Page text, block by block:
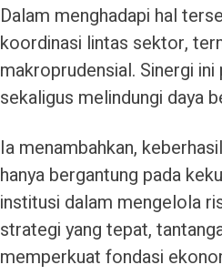
Dalam menghadapi hal
koordinasi lintas sektor,
makroprudensial. Sinergi
sekaligus melindungi daya
Ia menambahkan,
hanya bergantung pada
institusi dalam mengelola
strategi yang tepat,
memperkuat fondasi